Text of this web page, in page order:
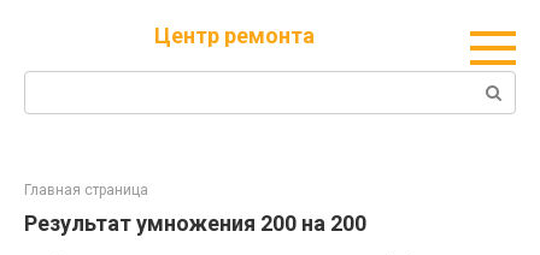
Центр ремонта
Поиск:
Главная страница
Результат умножения 200 на 200